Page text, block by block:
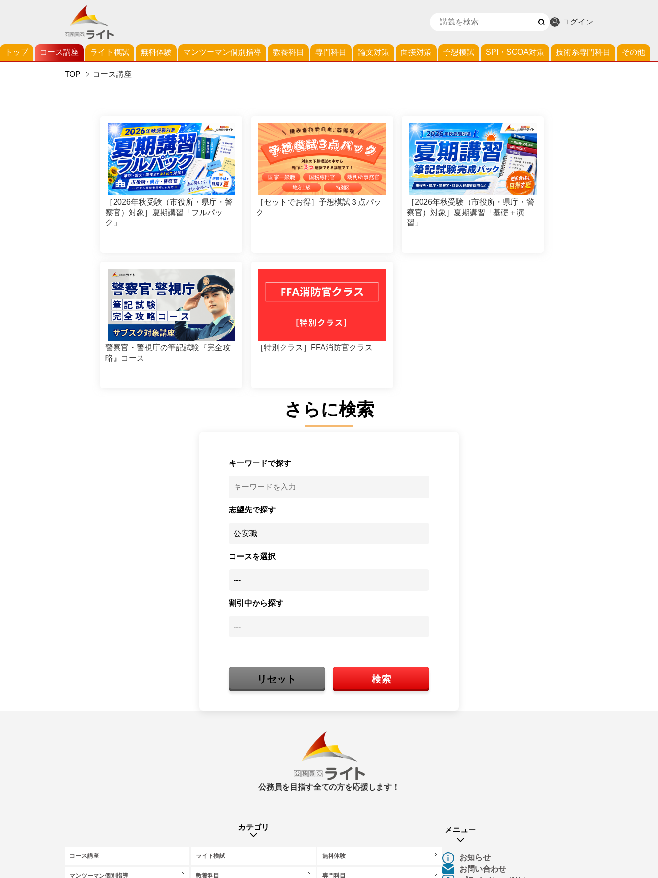
ログイン
トップ コース講座 ライト模試 無料体験 マンツーマン個別指導 教養科目 専門科目 論文対策 面接対策 予想模試 SPI・SCOA対策 技術系専門科目 その他
TOP コース講座
［2026年秋受験（市役所・県庁・警
察官）対象］夏期講習「フルパッ
ク」
［セットでお得］予想模試３点パッ
ク
［2026年秋受験（市役所・県庁・警
察官）対象］夏期講習「基礎＋演
習」
警察官・警視庁の筆記試験『完全攻
略』コース
［特別クラス］FFA消防官クラス
さらに検索
キーワードで探す
志望先で探す
コースを選択
割引中から探す
リセット 検索
公務員を目指す全ての方を応援します！
カテゴリ
コース講座 ライト模試 無料体験
マンツーマン個別指導 教養科目 専門科目
メニュー
お知らせ
お問い合わせ